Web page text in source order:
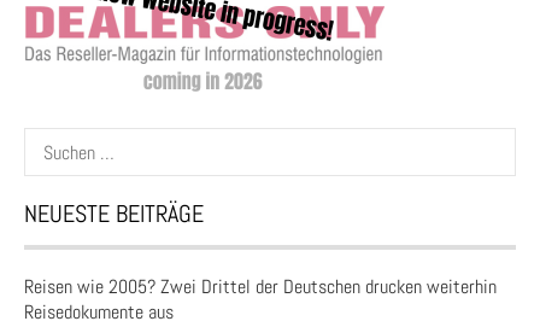
Suchen
nach:
NEUESTE BEITRÄGE
Reisen wie 2005? Zwei Drittel der Deutschen drucken weiterhin
Reisedokumente aus